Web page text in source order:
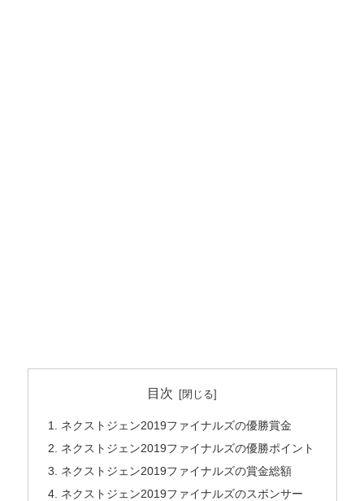
目次
ネクストジェン2019ファイナルズの優勝賞金
ネクストジェン2019ファイナルズの優勝ポイント
ネクストジェン2019ファイナルズの賞金総額
ネクストジェン2019ファイナルズのスポンサー